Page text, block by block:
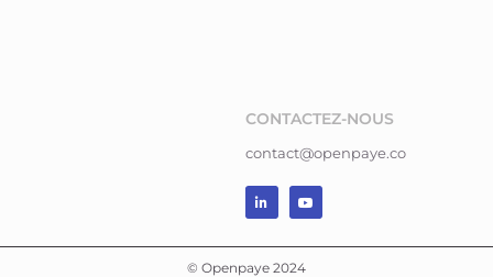
CONTACTEZ-NOUS
contact@openpaye.co
© Openpaye 2024